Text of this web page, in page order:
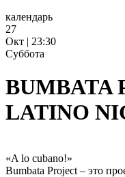
календарь
27
Окт | 23:30
Суббота
BUMBATA
LATINO
«A lo cubano!»
Bumbata Project – это